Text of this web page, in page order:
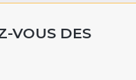
VOUS DES